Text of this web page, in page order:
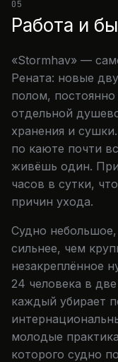
05
Работа и
«Stormhav» —
Рената: новые
полом,
отдельной
хранения и
по каюте почти
живёшь один.
часов в сутки,
причин ухода.
Судно
сильнее, чем
незакреплённое
24 человека в
каждый убирает
молодые
которого судно